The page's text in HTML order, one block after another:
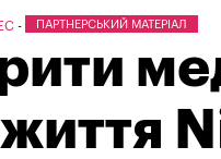
ПАРТНЕРСЬКИЙ МАТЕРІАЛ
життя